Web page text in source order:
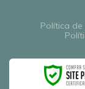
Política